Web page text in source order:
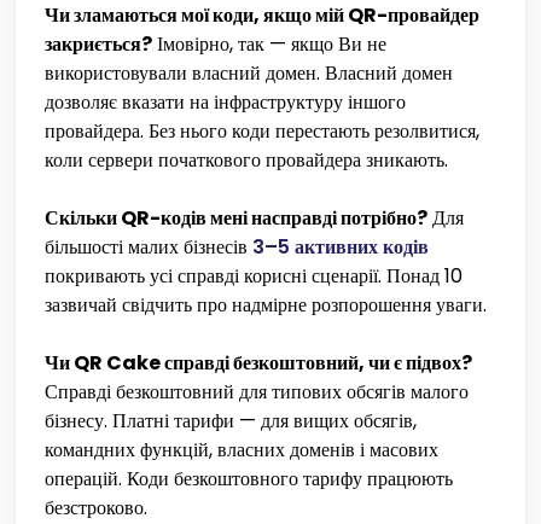
Чи зламаються мої коди, якщо мій QR-провайдер
закриється?Імовірно, так — якщо Ви не
використовували власний домен. Власний домен
дозволяє вказати на інфраструктуру іншого
провайдера. Без нього коди перестають резолвитися,
коли сервери початкового провайдера зникають.
Скільки QR-кодів мені насправді потрібно?Для
більшості малих бізнесів 3–5 активних кодів
покривають усі справді корисні сценарії. Понад 10
зазвичай свідчить про надмірне розпорошення уваги.
Чи QR Cake справді безкоштовний, чи є підвох?
Справді безкоштовний для типових обсягів малого
бізнесу. Платні тарифи — для вищих обсягів,
командних функцій, власних доменів і масових
операцій. Коди безкоштовного тарифу працюють
безстроково.